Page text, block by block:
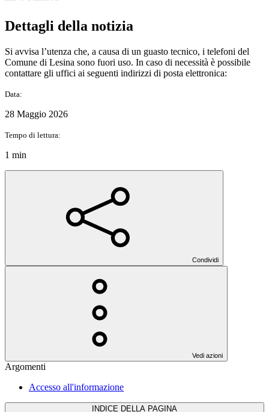
Dettagli della notizia
Si avvisa l’utenza che, a causa di un guasto tecnico, i telefoni del
Comune di Lesina sono fuori uso. In caso di necessità è possibile
contattare gli uffici ai seguenti indirizzi di posta elettronica:
Data:
28 Maggio 2026
Tempo di lettura:
1 min
Condividi
Vedi azioni
Argomenti
Accesso all'informazione
INDICE DELLA PAGINA